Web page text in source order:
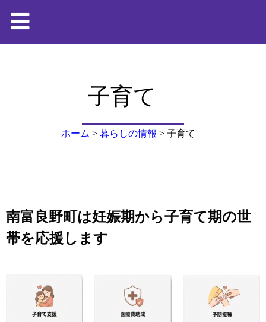
子育て
ホーム > 暮らしの情報 > 子育て
南富良野町は妊娠期から子育て期の世
帯を応援します